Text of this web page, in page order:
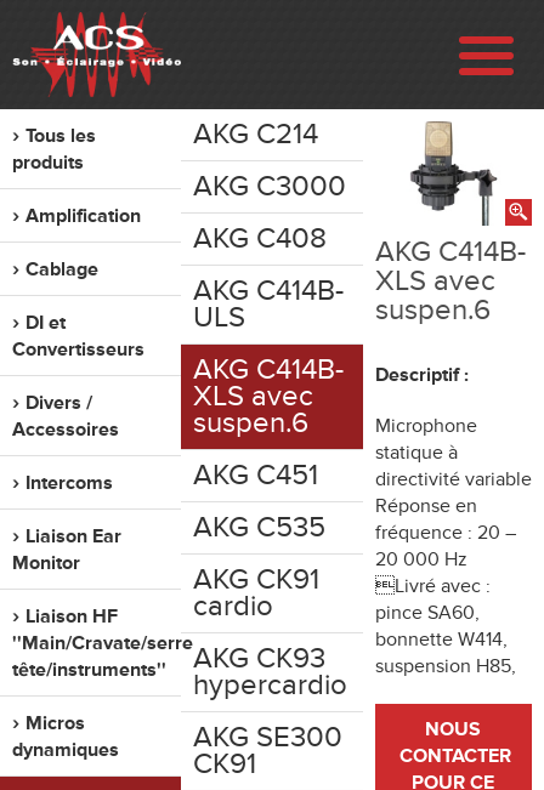
ENTREPRISE
RÉALISATIONS
VENTE
LOCATION
OCCASION
CONTACT
Tous les
produits
Amplification
Cablage
DI et
Convertisseurs
Divers /
Accessoires
Intercoms
Liaison Ear
Monitor
Liaison HF
''Main/Cravate/serre
tête/instruments''
Micros
dynamiques
AKG C214
AKG C3000
AKG C408
AKG C414B-
ULS
AKG C414B-
XLS avec
suspen.6
AKG C451
AKG C535
AKG CK91
cardio
AKG CK93
hypercardio
AKG SE300
CK91
AKG C414B-
XLS avec
suspen.6
Descriptif :
Microphone
statique à
directivité variable
Réponse en
fréquence : 20 –
20 000 Hz
Livré avec :
pince SA60,
bonnette W414,
suspension H85,
NOUS
CONTACTER
POUR CE